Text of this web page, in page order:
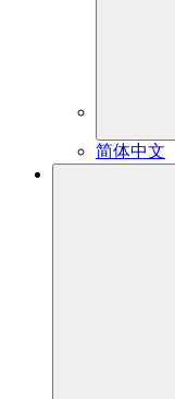
简体中文